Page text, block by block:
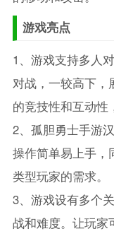
游戏亮点
1、游戏支持多人
对战，一较高下，
的竞技性和互动性
2、孤胆勇士手游
操作简单易上手，
类型玩家的需求。
3、游戏设有多个
战和难度。让玩家